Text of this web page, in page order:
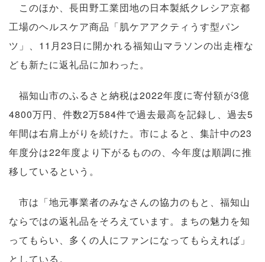
このほか、長田野工業団地の日本製紙クレシア京都
工場のヘルスケア商品「肌ケアアクティうす型パン
ツ」、11月23日に開かれる福知山マラソンの出走権な
ども新たに返礼品に加わった。
福知山市のふるさと納税は2022年度に寄付額が3億
4800万円、件数2万584件で過去最高を記録し、過去5
年間は右肩上がりを続けた。市によると、集計中の23
年度分は22年度より下がるものの、今年度は順調に推
移しているという。
市は「地元事業者のみなさんの協力のもと、福知山
ならではの返礼品をそろえています。まちの魅力を知
ってもらい、多くの人にファンになってもらえれば」
としている。